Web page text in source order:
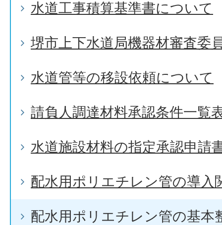
水道工事積算基準書について
堺市上下水道局機器材審査委
水道管等の移設依頼について
請負人調達材料承認条件一覧
水道施設材料の指定承認申請
配水用ポリエチレン管の導入
配水用ポリエチレン管の基本